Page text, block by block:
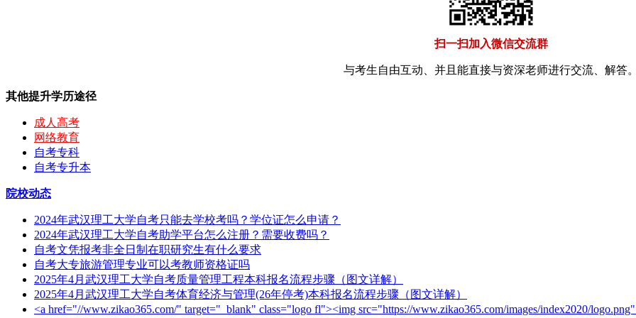
扫一扫加入微信交流群
与考生自由互动、并且能直接与资深老师进行交流、解答。
其他提升学历途径
成人高考
网络教育
自考专科
自考专升本
院校动态
2024年武汉理工大学自考只能去学校考吗？学位证怎么申请？
2024年武汉理工大学自考助学平台怎么注册？需要收费吗？
自考文凭报考非全日制在职研究生有什么要求
自考大专旅游管理专业可以考教师资格证吗
2025年4月武汉理工大学自考质量管理工程本科报名流程步骤（图文详解）
2025年4月武汉理工大学自考体育经济与管理(26年停考)本科报名流程步骤（图文详解）
<a href="//www.zikao365.com/" target="_blank" class="logo fl"><img src="https://www.zikao365.com/images/index2020/